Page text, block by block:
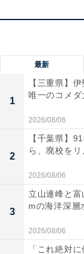
さらに分割画面
仕事から子供の
とロック解除
をよりスマー
PHILIPSのタ
PHILIPSのタ
ミが寄せられて
画面の動き
最新
1
【三重県】
唯一のコメダ
2026/08/06
2
【千葉県】
ら、廃校を
2026/08/06
3
立山連峰と
mの海洋深層
2026/08/06
「これ絶対